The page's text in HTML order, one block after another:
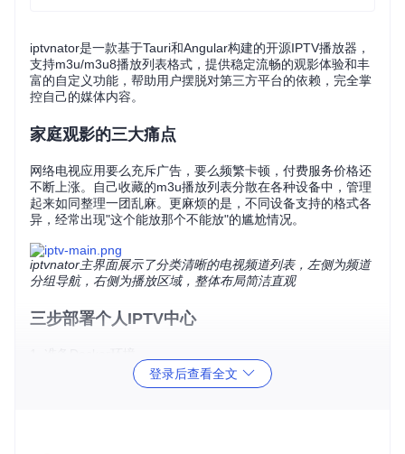
iptvnator是一款基于Tauri和Angular构建的开源IPTV播放器，
支持m3u/m3u8播放列表格式，提供稳定流畅的观影体验和丰
富的自定义功能，帮助用户摆脱对第三方平台的依赖，完全掌
控自己的媒体内容。
家庭观影的三大痛点
网络电视应用要么充斥广告，要么频繁卡顿，付费服务价格还
不断上涨。自己收藏的m3u播放列表分散在各种设备中，管理
起来如同整理一团乱麻。更麻烦的是，不同设备支持的格式各
异，经常出现"这个能放那个不能放"的尴尬情况。
iptvnator主界面展示了分类清晰的电视频道列表，左侧为频道
分组导航，右侧为播放区域，整体布局简洁直观
三步部署个人IPTV中心
确保你的系统已安装Docker Engine 20.10+和Docker Compo
登录后查看全文